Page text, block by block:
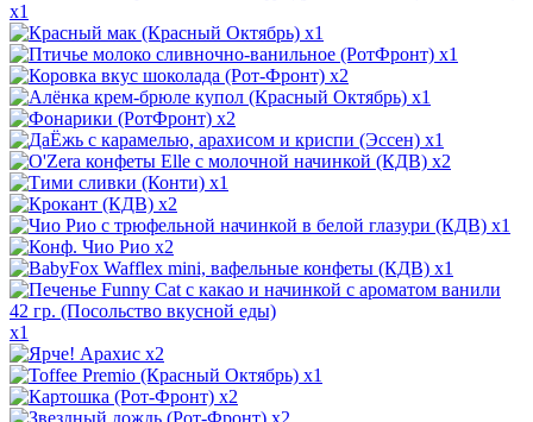
x1
x1
x1
x2
x1
x2
x1
x2
x1
x2
x1
x2
x1
x1
x2
x1
x2